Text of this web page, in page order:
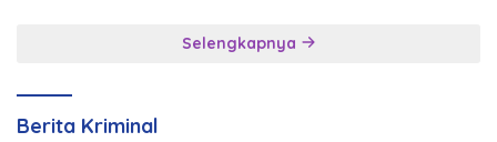
Selengkapnya
Berita Kriminal